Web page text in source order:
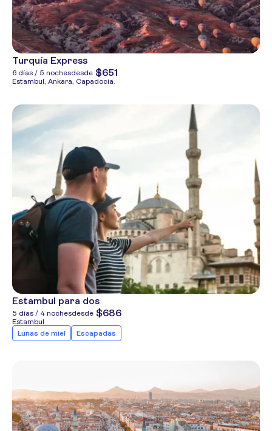
Turquía Express
6 días / 5 nochesdesde $651
Estambul, Ankara, Capadocia.
Estambul para dos
5 días / 4 nochesdesde $686
Estambul
Lunas de miel
Escapadas